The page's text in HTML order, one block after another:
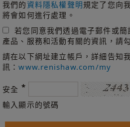
我們的資料隱私權聲明規定了您向
將會如何進行處理。
若您同意我們透過電子郵件或
產品、服務和活動有關的資訊，請
請在以下網址建立帳戶，詳細告知
訊：www.renishaw.com/my
安全 *
輸入顯示的號碼